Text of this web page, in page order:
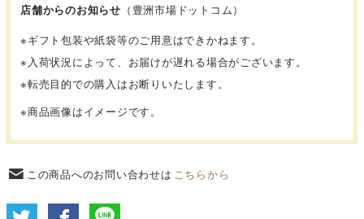
店舗からのお知らせ （豊洲市場ドットコム）
※ギフト包装や紙袋等のご用意はできかねます。
※入荷状況によって、お届けが遅れる場合がございます。
※転売目的での購入はお断りいたします。
※商品画像はイメージです。
この商品へのお問い合わせは こちらから